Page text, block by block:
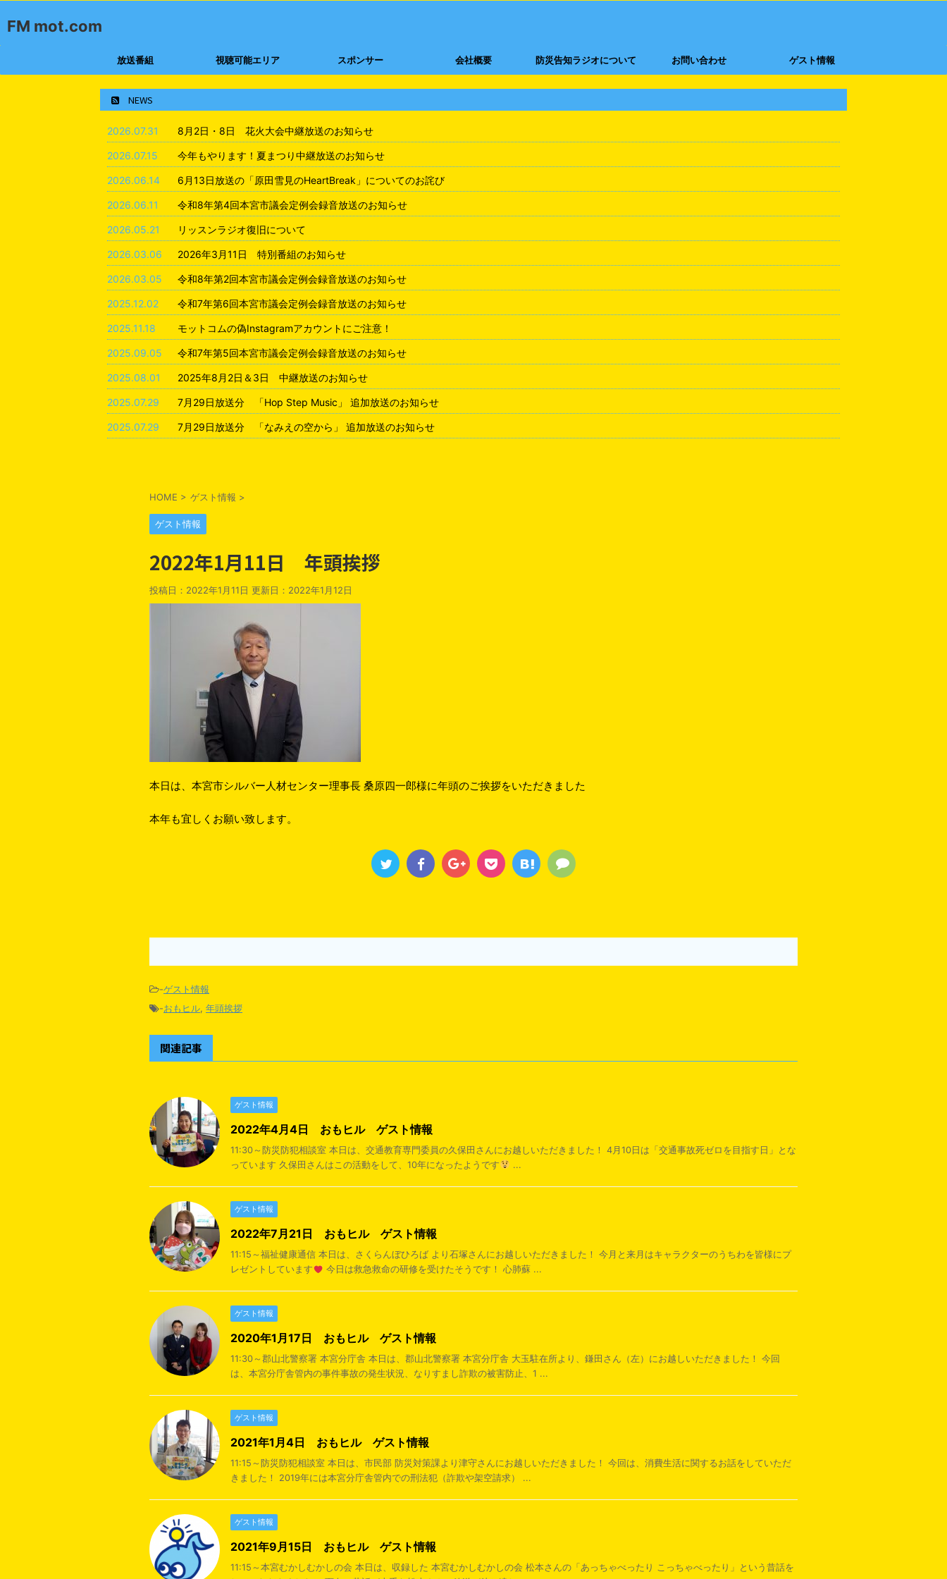
FM mot.com
放送番組 視聴可能エリア スポンサー 会社概要 防災告知ラジオについて お問い合わせ ゲスト情報
NEWS
2026.07.31 8月2日・8日 花火大会中継放送のお知らせ
2026.07.15 今年もやります！夏まつり中継放送のお知らせ
2026.06.14 6月13日放送の「原田雪見のHeartBreak」についてのお詫び
2026.06.11 令和8年第4回本宮市議会定例会録音放送のお知らせ
2026.05.21 リッスンラジオ復旧について
2026.03.06 2026年3月11日 特別番組のお知らせ
2026.03.05 令和8年第2回本宮市議会定例会録音放送のお知らせ
2025.12.02 令和7年第6回本宮市議会定例会録音放送のお知らせ
2025.11.18 モットコムの偽Instagramアカウントにご注意！
2025.09.05 令和7年第5回本宮市議会定例会録音放送のお知らせ
2025.08.01 2025年8月2日＆3日 中継放送のお知らせ
2025.07.29 7月29日放送分 「Hop Step Music」 追加放送のお知らせ
2025.07.29 7月29日放送分 「なみえの空から」 追加放送のお知らせ
HOME > ゲスト情報 >
ゲスト情報
2022年1月11日 年頭挨拶
投稿日：2022年1月11日 更新日： 2022年1月12日
本日は、本宮市シルバー人材センター理事長 桑原四一郎様に年頭のご挨拶をいただきました
本年も宜しくお願い致します。
-ゲスト情報
-おもヒル, 年頭挨拶
関連記事
ゲスト情報
2022年4月4日 おもヒル ゲスト情報
11:30～防災防犯相談室 本日は、交通教育専門委員の久保田さんにお越しいただきました！ 4月10日は「交通事故死ゼロを目指す日」とな
っています 久保田さんはこの活動をして、10年になったようです
...
ゲスト情報
2022年7月21日 おもヒル ゲスト情報
11:15～福祉健康通信 本日は、さくらんぼひろば より石塚さんにお越しいただきました！ 今月と来月はキャラクターのうちわを皆様にプ
レゼントしています
今日は救急救命の研修を受けたそうです！ 心肺蘇 ...
ゲスト情報
2020年1月17日 おもヒル ゲスト情報
11:30～郡山北警察署 本宮分庁舎 本日は、郡山北警察署 本宮分庁舎 大玉駐在所より、鎌田さん（左）にお越しいただきました！ 今回
は、本宮分庁舎管内の事件事故の発生状況、なりすまし詐欺の被害防止、1 ...
ゲスト情報
2021年1月4日 おもヒル ゲスト情報
11:15～防災防犯相談室 本日は、市民部 防災対策課より津守さんにお越しいただきました！ 今回は、消費生活に関するお話をしていただ
きました！ 2019年には本宮分庁舎管内での刑法犯（詐欺や架空請求） ...
ゲスト情報
2021年9月15日 おもヒル ゲスト情報
11:15～本宮むかしむかしの会 本日は、収録した 本宮むかしむかしの会 松本さんの「あっちゃべったり こっちゃべったり」という昔話を